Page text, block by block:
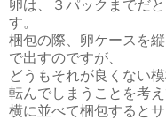
卵は、３パックまでだ
す。
梱包の際、卵ケースを
で出すのですが、
どうもそれが良くない
転んでしまうことを考
横に並べて梱包すると